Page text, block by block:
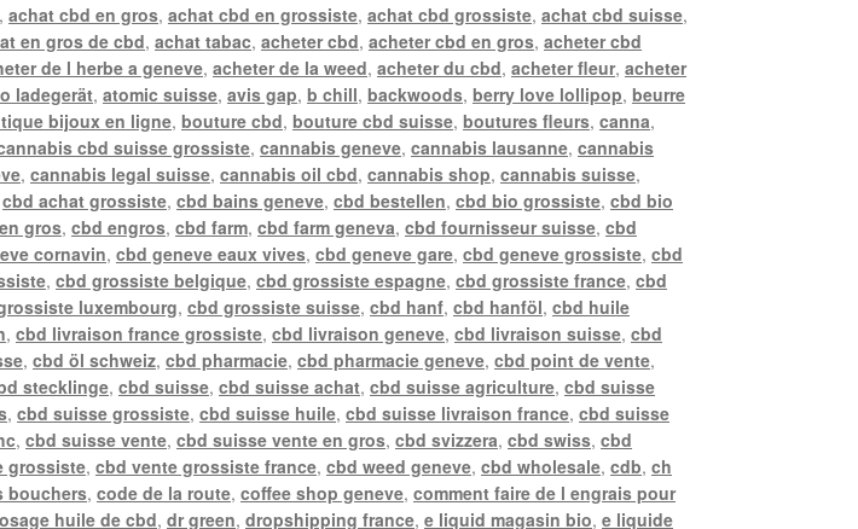
,achat cbd en gros,achat cbd en grossiste,achat cbd grossiste,achat cbd suisse,
en gros de cbd,achat tabac,acheter cbd,acheter cbd en gros,acheter cbd
de l herbe a geneve,acheter de la weed,acheter du cbd,acheter fleur,acheter
ladegerät,atomic suisse,avis gap,b chill,backwoods,berry love lollipop,beurre
bijoux en ligne,bouture cbd,bouture cbd suisse,boutures fleurs,canna,
cbd suisse grossiste,cannabis geneve,cannabis lausanne,cannabis
,cannabis legal suisse,cannabis oil cbd,cannabis shop,cannabis suisse,
cbd achat grossiste,cbd bains geneve,cbd bestellen,cbd bio grossiste,cbd bio
gros,cbd engros,cbd farm,cbd farm geneva,cbd fournisseur suisse,cbd
cornavin,cbd geneve eaux vives,cbd geneve gare,cbd geneve grossiste,cbd
,cbd grossiste belgique,cbd grossiste espagne,cbd grossiste france,cbd
luxembourg,cbd grossiste suisse,cbd hanf,cbd hanföl,cbd huile
,cbd livraison france grossiste,cbd livraison geneve,cbd livraison suisse,cbd
,cbd öl schweiz,cbd pharmacie,cbd pharmacie geneve,cbd point de vente,
stecklinge,cbd suisse,cbd suisse achat,cbd suisse agriculture,cbd suisse
,cbd suisse grossiste,cbd suisse huile,cbd suisse livraison france,cbd suisse
,cbd suisse vente,cbd suisse vente en gros,cbd svizzera,cbd swiss,cbd
grossiste,cbd vente grossiste france,cbd weed geneve,cbd wholesale,cdb,ch
bouchers,code de la route,coffee shop geneve,comment faire de l engrais pour
huile de cbd,dr green,dropshipping france,e liquid magasin bio,e liquide